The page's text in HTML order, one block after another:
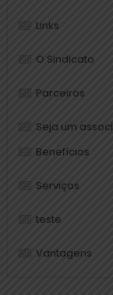
Links
O Sindicato
Parceiros
Seja um
Benefícios
Serviços
teste
Vantagens